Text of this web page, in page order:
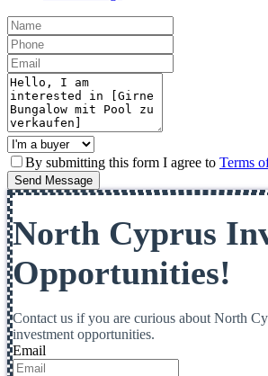
By submitting this form I agree to Terms
Send Message
North Cyprus
Opportunities!
Contact us if you are curious about North
investment opportunities.
Email